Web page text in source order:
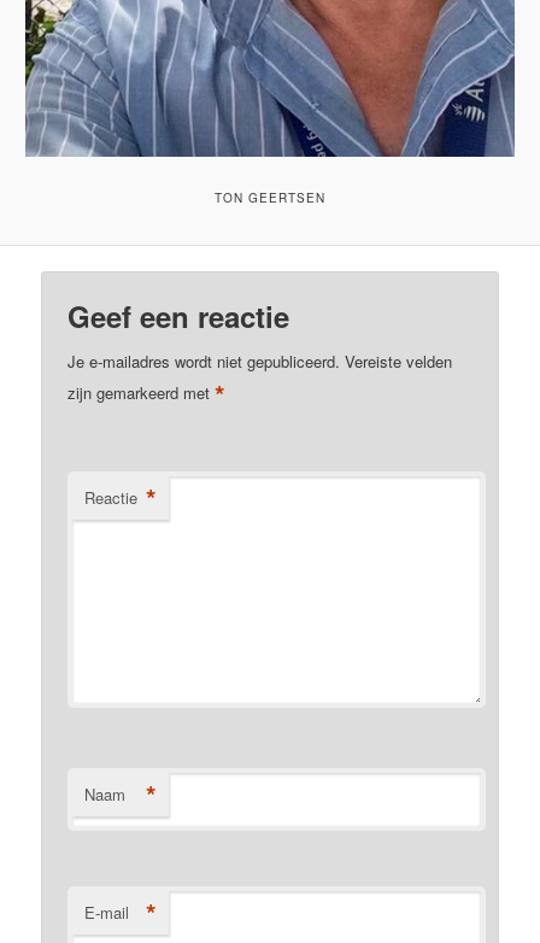
TON GEERTSEN
Geef een reactie
Je e-mailadres wordt niet gepubliceerd. Vereiste velden
zijn gemarkeerd met*
Reactie *
Naam *
E-mail *